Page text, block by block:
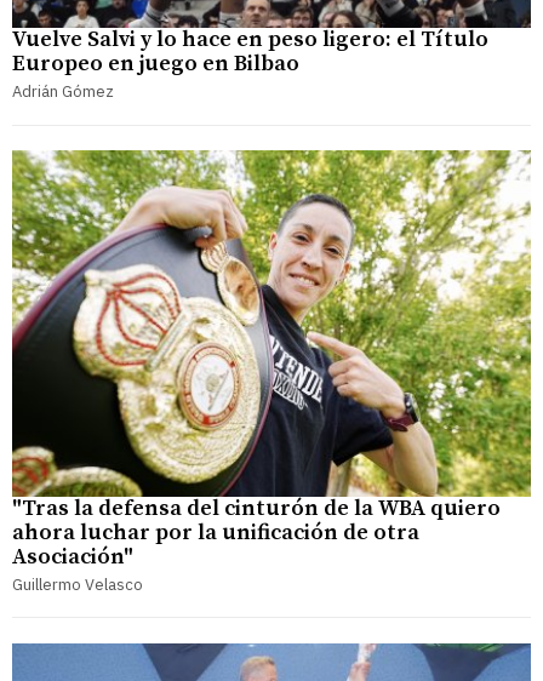
Vuelve Salvi y lo hace en peso ligero: el Título
Europeo en juego en Bilbao
Adrián Gómez
"Tras la defensa del cinturón de la WBA quiero
ahora luchar por la unificación de otra
Asociación"
Guillermo Velasco